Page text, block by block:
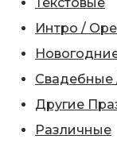
Интро /
Свадебные
Другие
Различные